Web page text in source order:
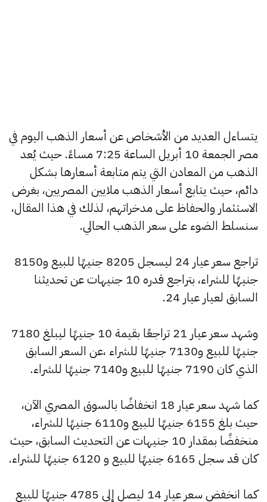
يتساءل العديد من الأشخاص عن أسعار الذهب اليوم في
مصر الجمعة 10 أبريل الساعة 7:25 مساءً. حيث يُعد
الذهب من المعادن التي يتم متابعة أسعارها بشكل
دائم، حيث يتابع أسعار الذهب ملايين المصريين، بغرض
الاستثمار والحفاظ على مدخراتهم، لذلك في هذا المقال،
سنسلط الضوء على سعر الذهب الحالي.
تراجع سعر عيار 24 ليسجل 8205 جنيهًا للبيع و8150
جنيهًا للشراء، بتراجع قدره 10 جنيهات عن تحديثنا
السابق لعيار عيار 24.
وشهد سعر عيار 21 تراجعًا بقيمة 10 جنيهًا ليبلغ 7180
جنيهًا للبيع و7130 جنيهًا للشراء ،عن السعر السابق
الذي كان 7190 جنيهًا للبيع و7140 جنيهًا للشراء.
كما شهد سعر عيار 18 انخفاضًا بالسوق المصري الآن،
حيث بلغ 6155 جنيهًا للبيع و6110 جنيهًا للشراء،
منخفضًا بمقدار 10 جنيهات عن التحديث السابق، حيث
كان قد سجل 6165 جنيهًا للبيع و 6120 جنيهًا للشراء.
كما انخفض سعر عيار 14 ليصل إلى 4785 جنيهًا للبيع